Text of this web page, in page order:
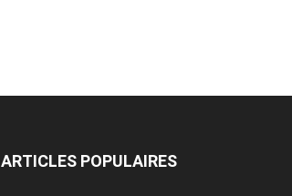
ARTICLES POPULAIRES